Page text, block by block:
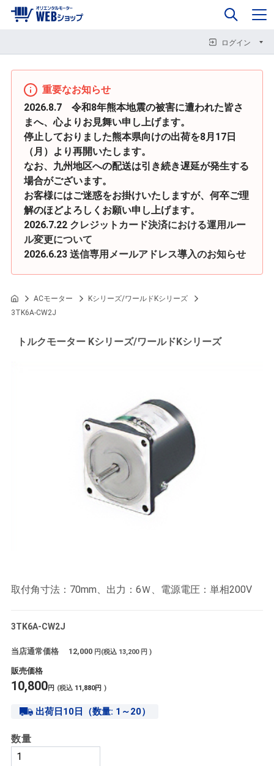
企業情報
ログイン
カート 0
重要なお知らせ
2026.8.7 令和8年熊本地震の被害に遭われた皆さ
まへ、心よりお見舞い申し上げます。
停止しておりました熊本県向けの出荷を8月17日
（月）より再開いたします。
なお、九州地区への配送は引き続き遅延が発生する
場合がございます。
お客様にはご迷惑をお掛けいたしますが、何卒ご理
解のほどよろしくお願い申し上げます。
2026.7.22 クレジットカード決済における運用ルー
ル変更について
2026.6.23 送信専用メールアドレス導入のお知らせ
ACモーター
Kシリーズ/ワールドKシリーズ
3TK6A-CW2J
トルクモーター Kシリーズ/ワールドKシリーズ
取付角寸法：70mm、出力：6Ｗ、電源電圧：単相200V
3TK6A-CW2J
当店通常価格 12,000 円(税込 13,200 円 )
販売価格
10,800円 (税込 11,880円 )
出荷日10日（数量: 1～20）
数量